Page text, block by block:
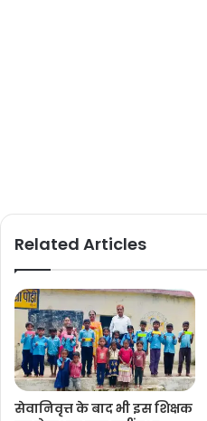
Related Articles
सेवानिवृत्त के बाद भी इस शिक्षक